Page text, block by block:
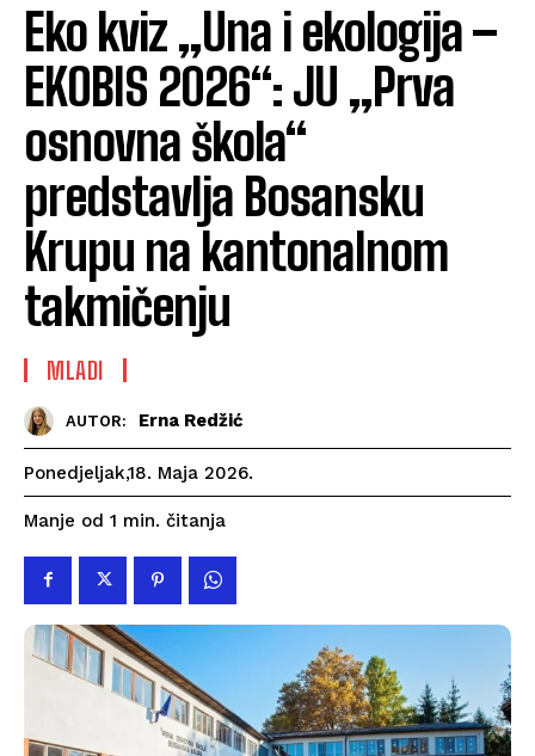
Eko kviz „Una i ekologija –
EKOBIS 2026“: JU „Prva
osnovna škola“
predstavlja Bosansku
Krupu na kantonalnom
takmičenju
MLADI
AUTOR: Erna Redžić
Ponedjeljak,18. Maja 2026.
Manje od 1 min. čitanja